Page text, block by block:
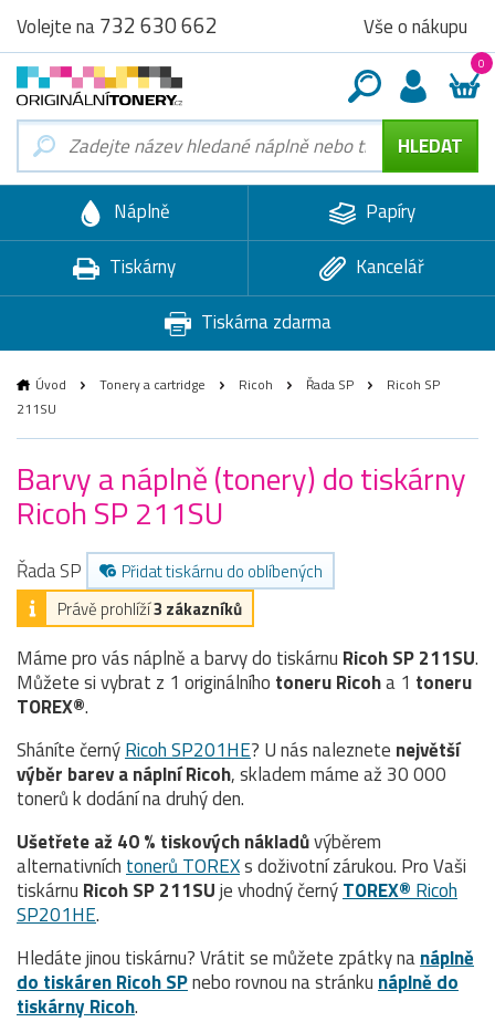
Volejte na732 630 662 Vše o nákupu
0
Náplně
Papíry
Tiskárny
Kancelář
Tiskárna zdarma
Úvod Tonery a cartridge Ricoh Řada SP
Ricoh SP
211SU
Barvy a náplně (tonery) do tiskárny
Ricoh SP 211SU
Řada SP
Přidat tiskárnu do oblíbených
Právě prohlíží3 zákazníků
Máme pro vás náplně a barvy do tiskárnu Ricoh SP 211SU.
Můžete si vybrat z 1 originálního toneruRicoha 1 toneru
TOREX®.
Sháníte černýRicoh SP201HE? U nás naleznete největší
výběr barev a náplní Ricoh, skladem máme až 30 000
tonerů k dodání na druhý den.
Ušetřete až 40 % tiskových nákladůvýběrem
alternativních tonerů TOREXs doživotní zárukou. Pro Vaši
tiskárnu Ricoh SP 211SUje vhodný černýTOREX® Ricoh
SP201HE.
Hledáte jinou tiskárnu? Vrátit se můžete zpátky nanáplně
do tiskáren Ricoh SPnebo rovnou na stránku náplně do
tiskárny Ricoh.